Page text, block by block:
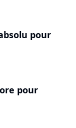
pour
pour